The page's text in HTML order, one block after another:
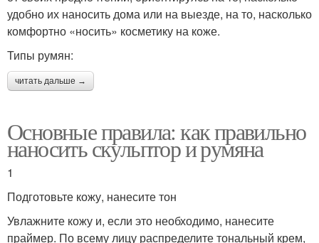
удобно их наносить дома или на выезде, на то, насколько
комфортно «носить» косметику на коже.
Типы румян:
читать дальше →
Основные правила: как правильно
наносить скульптор и румяна
1
Подготовьте кожу, нанесите тон
Увлажните кожу и, если это необходимо, нанесите
праймер. По всему лицу распределите тональный крем,